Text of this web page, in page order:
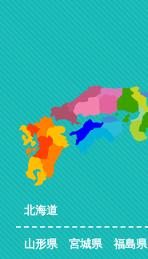
北海道
山形県 宮城県 福島県